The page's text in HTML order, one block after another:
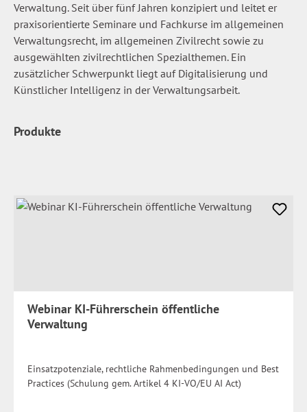
Verwaltung. Seit über fünf Jahren konzipiert und leitet er
praxisorientierte Seminare und Fachkurse im allgemeinen
Verwaltungsrecht, im allgemeinen Zivilrecht sowie zu
ausgewählten zivilrechtlichen Spezialthemen. Ein
zusätzlicher Schwerpunkt liegt auf Digitalisierung und
Künstlicher Intelligenz in der Verwaltungsarbeit.
Produkte
Webinar KI-Führerschein öffentliche
Verwaltung
Einsatzpotenziale, rechtliche Rahmenbedingungen und Best
Practices (Schulung gem. Artikel 4 KI-VO/EU AI Act)